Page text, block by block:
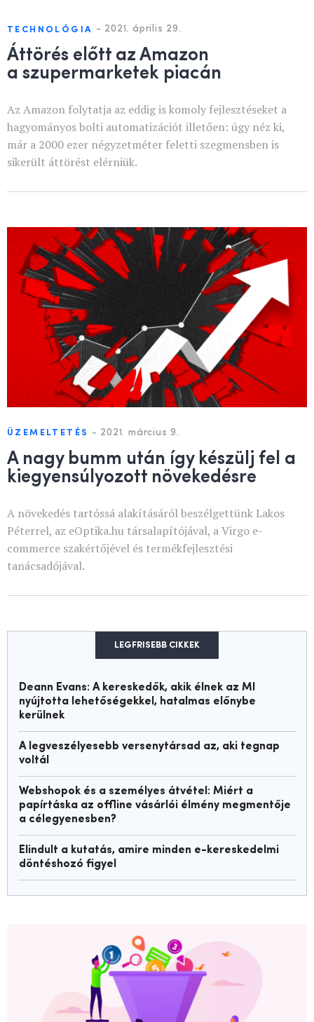
TECHNOLÓGIA - 2021. április 29.
Áttörés előtt az Amazon
a szupermarketek piacán
Az Amazon folytatja az eddig is komoly fejlesztéseket a
hagyományos bolti automatizációt illetően: úgy néz ki,
már a 2000 ezer négyzetméter feletti szegmensben is
sikerült áttörést elérniük.
ÜZEMELTETÉS - 2021. március 9.
A nagy bumm után így készülj fel a
kiegyensúlyozott növekedésre
A növekedés tartóssá alakításáról beszélgettünk Lakos
Péterrel, az eOptika.hu társalapítójával, a Virgo e-
commerce szakértőjével és termékfejlesztési
tanácsadójával.
LEGFRISEBB CIKKEK
Deann Evans: A kereskedők, akik élnek az MI
nyújtotta lehetőségekkel, hatalmas előnybe
kerülnek
A legveszélyesebb versenytársad az, aki tegnap
voltál
Webshopok és a személyes átvétel: Miért a
papírtáska az offline vásárlói élmény megmentője
a célegyenesben?
Elindult a kutatás, amire minden e-kereskedelmi
döntéshozó figyel